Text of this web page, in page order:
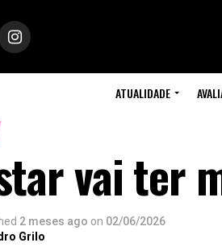
ATUALIDADE
vai ter
2 meses ago on 02/06/2026
Grilo